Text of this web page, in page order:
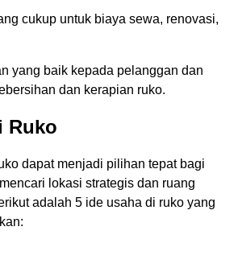
cukup untuk biaya sewa, renovasi,
yang baik kepada pelanggan dan
dan kerapian ruko.
Ruko
dapat menjadi pilihan tepat bagi
lokasi strategis dan ruang
adalah 5 ide usaha di ruko yang